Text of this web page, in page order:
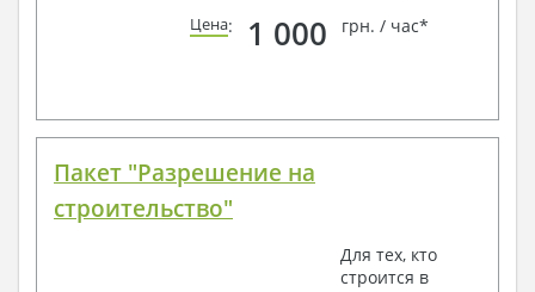
Цена: 1 000 грн. / час*
Пакет "Разрешение на
строительство"
Для тех, кто
строится в